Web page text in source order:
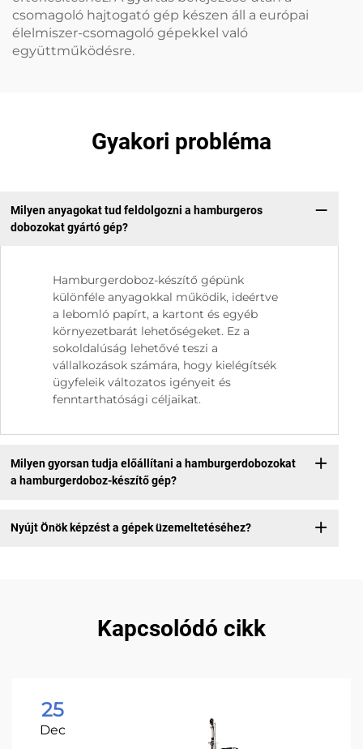
csomagoló hajtogató gép készen áll a európai
élelmiszer-csomagoló gépekkel való
együttműködésre.
Gyakori probléma
Milyen anyagokat tud feldolgozni a hamburgeros
dobozokat gyártó gép?
Hamburgerdoboz-készítő gépünk
különféle anyagokkal működik, ideértve
a lebomló papírt, a kartont és egyéb
környezetbarát lehetőségeket. Ez a
sokoldalúság lehetővé teszi a
vállalkozások számára, hogy kielégítsék
ügyfeleik változatos igényeit és
fenntarthatósági céljaikat.
Milyen gyorsan tudja előállítani a hamburgerdobozokat
a hamburgerdoboz-készítő gép?
Nyújt Önök képzést a gépek üzemeltetéséhez?
Kapcsolódó cikk
25
Dec